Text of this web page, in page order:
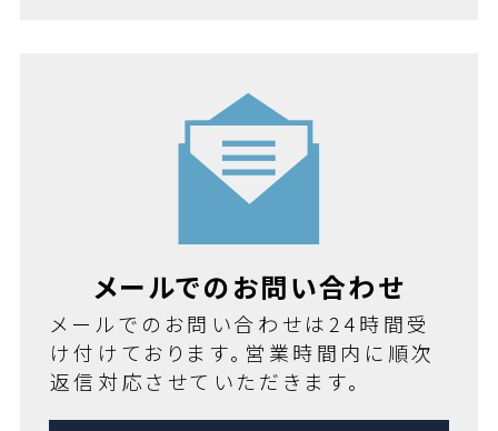
メールでのお問い合わせ
メールでのお問い合わせは24時間受
け付けております。営業時間内に順次
返信対応させていただきます。